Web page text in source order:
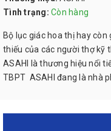
Tình trạng: Còn hàng
Bộ lục giác hoa thị hay
thiếu của các người thợ kỹ
ASAHI là thương hiệu nổi
TBPT ASAHI đang là nhà